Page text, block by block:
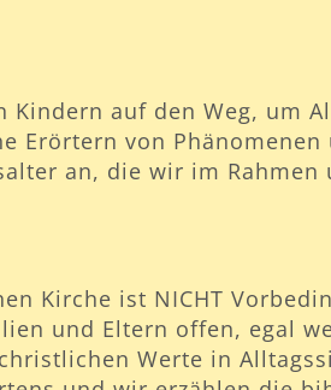
auf den Weg, um
Erörtern von
an, die wir im
Kirche ist NICHT
und Eltern offen, egal
Werte in